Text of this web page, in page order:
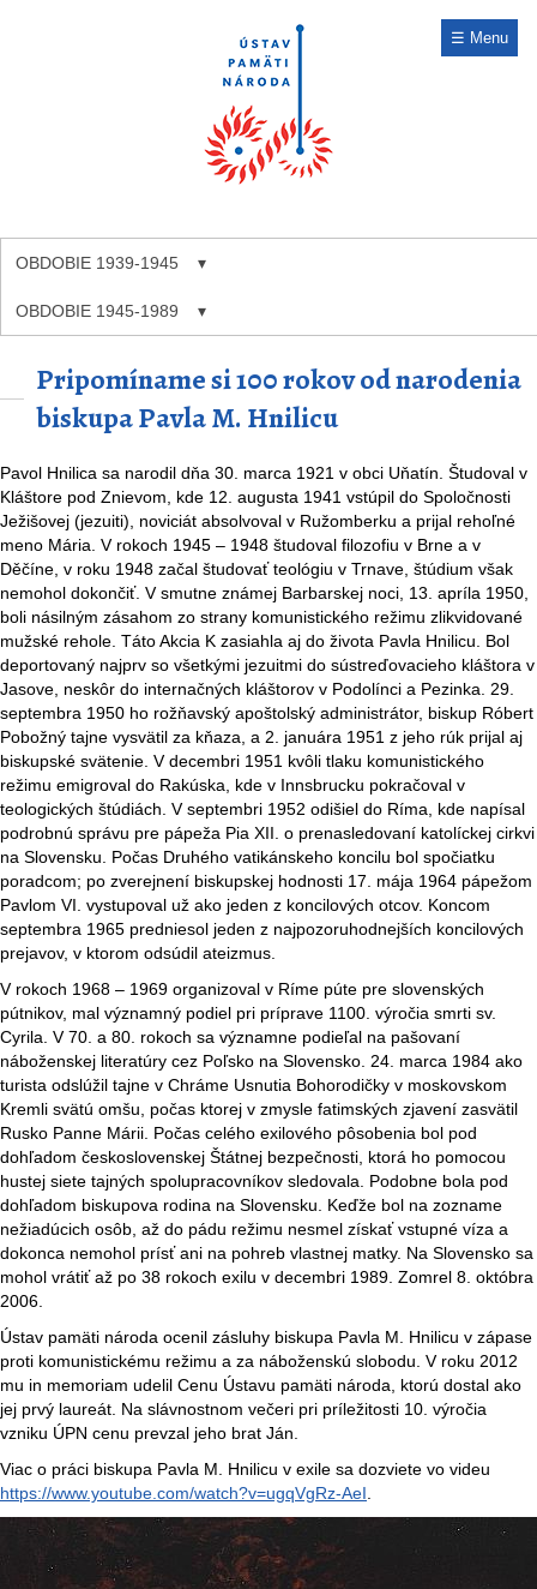
☰ Menu
OBDOBIE 1939-1945
OBDOBIE 1945-1989
Pripomíname si 100 rokov od narodenia
biskupa Pavla M. Hnilicu
Pavol Hnilica sa narodil dňa 30. marca 1921 v obci Uňatín. Študoval v
Kláštore pod Znievom, kde 12. augusta 1941 vstúpil do Spoločnosti
Ježišovej (jezuiti), noviciát absolvoval v Ružomberku a prijal rehoľné
meno Mária. V rokoch 1945 – 1948 študoval filozofiu v Brne a v
Děčíne, v roku 1948 začal študovať teológiu v Trnave, štúdium však
nemohol dokončiť. V smutne známej Barbarskej noci, 13. apríla 1950,
boli násilným zásahom zo strany komunistického režimu zlikvidované
mužské rehole. Táto Akcia K zasiahla aj do života Pavla Hnilicu. Bol
deportovaný najprv so všetkými jezuitmi do sústreďovacieho kláštora v
Jasove, neskôr do internačných kláštorov v Podolínci a Pezinka. 29.
septembra 1950 ho rožňavský apoštolský administrátor, biskup Róbert
Pobožný tajne vysvätil za kňaza, a 2. januára 1951 z jeho rúk prijal aj
biskupské svätenie. V decembri 1951 kvôli tlaku komunistického
režimu emigroval do Rakúska, kde v Innsbrucku pokračoval v
teologických štúdiách. V septembri 1952 odišiel do Ríma, kde napísal
podrobnú správu pre pápeža Pia XII. o prenasledovaní katolíckej cirkvi
na Slovensku. Počas Druhého vatikánskeho koncilu bol spočiatku
poradcom; po zverejnení biskupskej hodnosti 17. mája 1964 pápežom
Pavlom VI. vystupoval už ako jeden z koncilových otcov. Koncom
septembra 1965 predniesol jeden z najpozoruhodnejších koncilových
prejavov, v ktorom odsúdil ateizmus.
V rokoch 1968 – 1969 organizoval v Ríme púte pre slovenských
pútnikov, mal významný podiel pri príprave 1100. výročia smrti sv.
Cyrila. V 70. a 80. rokoch sa významne podieľal na pašovaní
náboženskej literatúry cez Poľsko na Slovensko. 24. marca 1984 ako
turista odslúžil tajne v Chráme Usnutia Bohorodičky v moskovskom
Kremli svätú omšu, počas ktorej v zmysle fatimských zjavení zasvätil
Rusko Panne Márii. Počas celého exilového pôsobenia bol pod
dohľadom československej Štátnej bezpečnosti, ktorá ho pomocou
hustej siete tajných spolupracovníkov sledovala. Podobne bola pod
dohľadom biskupova rodina na Slovensku. Keďže bol na zozname
nežiadúcich osôb, až do pádu režimu nesmel získať vstupné víza a
dokonca nemohol prísť ani na pohreb vlastnej matky. Na Slovensko sa
mohol vrátiť až po 38 rokoch exilu v decembri 1989. Zomrel 8. októbra
2006.
Ústav pamäti národa ocenil zásluhy biskupa Pavla M. Hnilicu v zápase
proti komunistickému režimu a za náboženskú slobodu. V roku 2012
mu in memoriam udelil Cenu Ústavu pamäti národa, ktorú dostal ako
jej prvý laureát. Na slávnostnom večeri pri príležitosti 10. výročia
vzniku ÚPN cenu prevzal jeho brat Ján.
Viac o práci biskupa Pavla M. Hnilicu v exile sa dozviete vo videu
https://www.youtube.com/watch?v=ugqVgRz-AeI